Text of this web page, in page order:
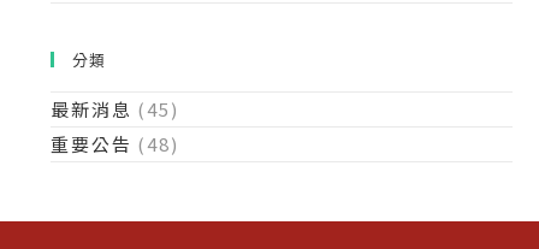
分類
最新消息 (45)
重要公告 (48)